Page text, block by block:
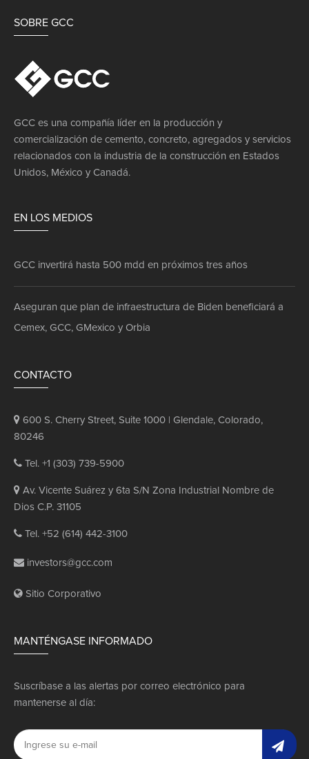
SOBRE GCC
GCC es una compañía líder en la producción y
comercialización de cemento, concreto, agregados y servicios
relacionados con la industria de la construcción en Estados
Unidos, México y Canadá.
EN LOS MEDIOS
GCC invertirá hasta 500 mdd en próximos tres años
Aseguran que plan de infraestructura de Biden beneficiará a
Cemex, GCC, GMexico y Orbia
CONTACTO
600 S. Cherry Street, Suite 1000 | Glendale, Colorado,
80246
Tel. +1 (303) 739-5900
Av. Vicente Suárez y 6ta S/N Zona Industrial Nombre de
Dios C.P. 31105
Tel. +52 (614) 442-3100
investors@gcc.com
Sitio Corporativo
MANTÉNGASE INFORMADO
Suscríbase a las alertas por correo electrónico para
mantenerse al día: